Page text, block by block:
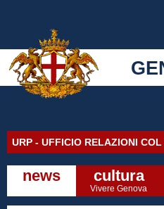
URP - UFFICIO RELAZIONI
news cultura
Vivere Genova